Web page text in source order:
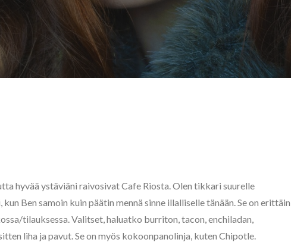
hyvää ystäviäni raivosivat Cafe Riosta. Olen tikkari suurelle
Ben samoin kuin päätin mennä sinne illalliselle tänään. Se on erittäin
tilauksessa. Valitset, haluatko burriton, tacon, enchiladan,
liha ja pavut. Se on myös kokoonpanolinja, kuten Chipotle.